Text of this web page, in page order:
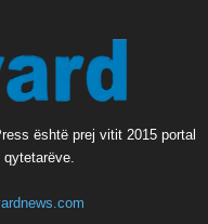
është prej vitit 2015 portal